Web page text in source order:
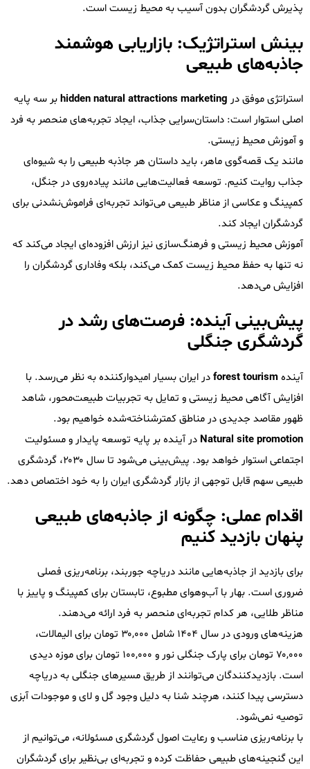
پذیرش گردشگران بدون آسیب به محیط زیست است.
بینش استراتژیک: بازاریابی هوشمند
جاذبه‌های طبیعی
استراتژی موفق در hidden natural attractions marketingبر سه پایه
اصلی استوار است: داستان‌سرایی جذاب، ایجاد تجربه‌های منحصر به فرد
و آموزش محیط زیستی.
مانند یک قصه‌گوی ماهر، باید داستان هر جاذبه طبیعی را به شیوه‌ای
جذاب روایت کنیم. توسعه فعالیت‌هایی مانند پیاده‌روی در جنگل،
کمپینگ و عکاسی از مناظر طبیعی می‌تواند تجربه‌ای فراموش‌نشدنی برای
گردشگران ایجاد کند.
آموزش محیط زیستی و فرهنگ‌سازی نیز ارزش افزوده‌ای ایجاد می‌کند که
نه تنها به حفظ محیط زیست کمک می‌کند، بلکه وفاداری گردشگران را
افزایش می‌دهد.
پیش‌بینی آینده: فرصت‌های رشد در
گردشگری جنگلی
آیندهforest tourismدر ایران بسیار امیدوارکننده به نظر می‌رسد. با
افزایش آگاهی محیط زیستی و تمایل به تجربیات طبیعت‌محور، شاهد
ظهور مقاصد جدیدی در مناطق کمترشناخته‌شده خواهیم بود.
Natural site promotion در آینده بر پایه توسعه پایدار و مسئولیت
اجتماعی استوار خواهد بود. پیش‌بینی می‌شود تا سال ۲۰۳۰، گردشگری
طبیعی سهم قابل توجهی از بازار گردشگری ایران را به خود اختصاص دهد.
اقدام عملی: چگونه از جاذبه‌های طبیعی
پنهان بازدید کنیم
برای بازدید از جاذبه‌هایی مانند دریاچه جوربند، برنامه‌ریزی فصلی
ضروری است. بهار با آب‌وهوای مطبوع، تابستان برای کمپینگ و پاییز با
مناظر طلایی، هر کدام تجربه‌ای منحصر به فرد ارائه می‌دهند.
هزینه‌های ورودی در سال ۱۴۰۴ شامل ۳۰,۰۰۰ تومان برای الیمالات،
۷۰,۰۰۰ تومان برای پارک جنگلی نور و ۱۰۰,۰۰۰ تومان برای موزه دیدی
است. بازدیدکنندگان می‌توانند از طریق مسیرهای جنگلی به دریاچه
دسترسی پیدا کنند، هرچند شنا به دلیل وجود گل و لای و موجودات آبزی
توصیه نمی‌شود.
با برنامه‌ریزی مناسب و رعایت اصول گردشگری مسئولانه، می‌توانیم از
این گنجینه‌های طبیعی حفاظت کرده و تجربه‌ای بی‌نظیر برای گردشگران